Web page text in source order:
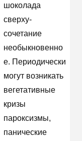
шоколада
сверху-
сочетание
необыкновенно
е. Периодически
могут возникать
вегетативные
кризы
пароксизмы,
панические